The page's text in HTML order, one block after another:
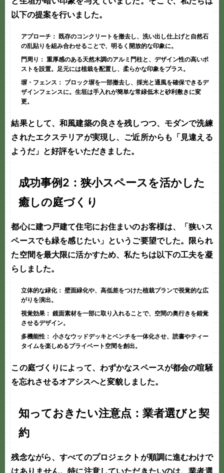
以下の提案を行いました。
アプローチ： 既存のコンクリートを撤去し、洗い出し仕上げと自然石
の乱貼りを組み合わせることで、明るく開放的な印象に。
門周り： 重厚感のある天然木調のアルミ門柱と、デザイン性の高いポ
ストを設置。足元には植栽を配置し、柔らかな印象をプラス。
塀・フェンス： ブロック塀を一部撤去し、採光と通風を確保できるデ
ザインフェンスに。生垣は手入れが簡単な常緑低木と砂利敷きに変
更。
結果として、和風建築の良さを残しつつ、 モダンで洗練
されたエクステリアが実現し、ご近所からも「見違える
ようだ」と好評をいただきました。
成功事例2：狭小スペースを活かした
癒しの庭づくり
都心に建つ戸建て住宅にお住まいのお客様は、「狭いス
ペースでも緑を感じたい」というご要望でした。限られ
た空間を最大限に活かすため、私たちは以下の工夫を凝
らしました。
立体的な緑化： 壁面緑化や、高低差をつけた植栽プランで視覚的な広
がりを演出。
視覚効果： 鏡面素材を一部に取り入れることで、空間の奥行きを錯覚
させるデザイン。
多機能性： 小さなウッドデッキとベンチを一体化させ、読書やティー
タイムを楽しめるプライベート空間を創出。
この庭づくり によって、わずかなスペースが都会の喧騒
を忘れさせるオアシスへと変貌しました。
知っておきたい注意点：業者選びと契
約
残念ながら、すべてのプロジェクトが順調に進むわけで
はありません。特に注意していただきたいのは、業者選